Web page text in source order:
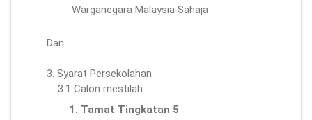
Warganegara Malaysia Sahaja
Dan
3. Syarat Persekolahan
3.1 Calon mestilah
1. Tamat Tingkatan 5